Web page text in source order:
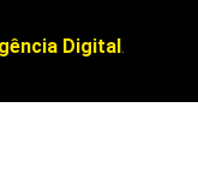
Digital.